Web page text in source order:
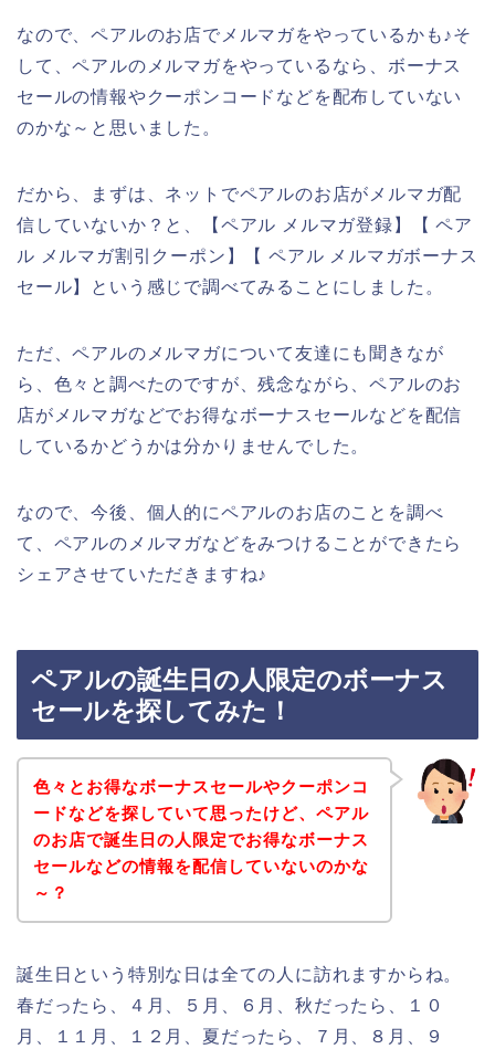
なので、ペアルのお店でメルマガをやっているかも♪そ
して、ペアルのメルマガをやっているなら、ボーナス
セールの情報やクーポンコードなどを配布していない
のかな～と思いました。
だから、まずは、ネットでペアルのお店がメルマガ配
信していないか？と、【ペアル メルマガ登録】【 ペア
ル メルマガ割引クーポン】【 ペアル メルマガボーナス
セール】という感じで調べてみることにしました。
ただ、ペアルのメルマガについて友達にも聞きなが
ら、色々と調べたのですが、残念ながら、ペアルのお
店がメルマガなどでお得なボーナスセールなどを配信
しているかどうかは分かりませんでした。
なので、今後、個人的にペアルのお店のことを調べ
て、ペアルのメルマガなどをみつけることができたら
シェアさせていただきますね♪
ペアルの誕生日の人限定のボーナス
セールを探してみた！
色々とお得なボーナスセールやクーポンコ
ードなどを探していて思ったけど、ペアル
のお店で誕生日の人限定でお得なボーナス
セールなどの情報を配信していないのかな
～？
誕生日という特別な日は全ての人に訪れますからね。
春だったら、４月、５月、６月、秋だったら、１０
月、１１月、１２月、夏だったら、７月、８月、９